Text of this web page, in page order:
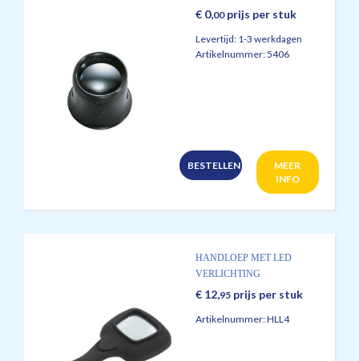
€ 0,00prijs per stuk
Levertijd: 1-3 werkdagen
Artikelnummer:5406
BESTELLEN
MEER
INFO
HANDLOEP MET LED
VERLICHTING
€ 12,95 prijs per stuk
Artikelnummer:HLL4